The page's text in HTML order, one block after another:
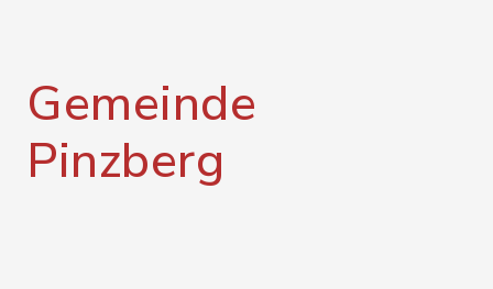
Gemeinde
Pinzberg